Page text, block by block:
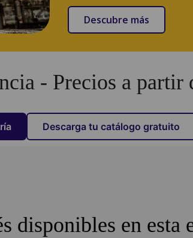
Descubre más
- Precios a partir
Descarga tu catálogo gratuito
disponibles en esta